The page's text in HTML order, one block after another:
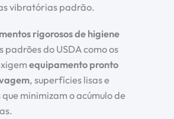
vibratórias padrão.
rigorosos de higiene
padrões do USDA como os
equipamento pronto
, superfícies lisas e
minimizam o acúmulo de